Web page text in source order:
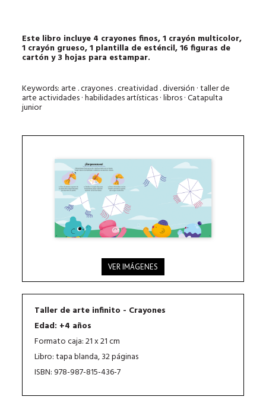
Este libro incluye 4 crayones finos, 1 crayón multicolor,
1 crayón grueso, 1 plantilla de esténcil, 16 figuras de
cartón y 3 hojas para estampar.
Keywords: arte . crayones . creatividad . diversión · taller de
arte actividades · habilidades artísticas · libros · Catapulta
junior
VER IMÁGENES
Taller de arte infinito - Crayones
Edad: +4 años
Formato caja: 21 x 21 cm
Libro: tapa blanda, 32 páginas
ISBN: 978-987-815-436-7